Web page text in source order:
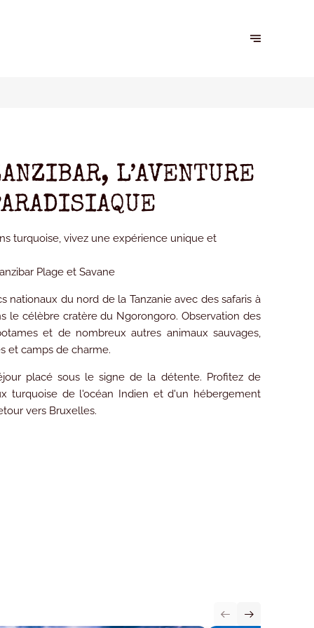
L’AVENTURE
turquoise, vivez une expérience unique et
Plage et Savane
nationaux du nord de la Tanzanie avec des safaris à
le célèbre cratère du Ngorongoro. Observation des
et de nombreux autres animaux sauvages,
et camps de charme.
placé sous le signe de la détente. Profitez de
turquoise de l'océan Indien et d'un hébergement
vers Bruxelles.